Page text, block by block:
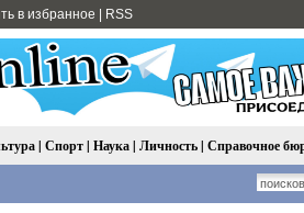
в избранное RSS
| Спорт| Наука| Личность| Справочное